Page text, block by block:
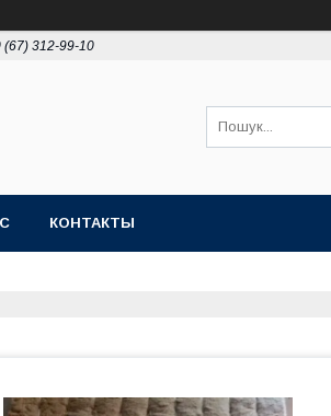
(67) 312-99-10
КОНТАКТЫ